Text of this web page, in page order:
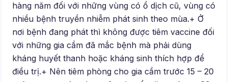
hàng năm đối với những vùng có ổ dịch cũ, vùng có
nhiều bệnh truyền nhiễm phát sinh theo mùa.+ Ở
nơi bệnh đang phát thì không được tiêm vaccine đối
với những gia cầm đã mắc bệnh mà phải dùng
kháng huyết thanh hoặc kháng sinh thích hợp để
điều trị.+ Nên tiêm phòng cho gia cầm trước 15 – 20